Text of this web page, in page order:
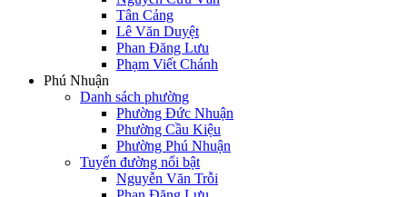
Tân Cảng
Lê Văn Duyệt
Phan Đăng Lưu
Phạm Viết Chánh
Phú Nhuận
Danh sách phường
Phường Đức Nhuận
Phường Cầu Kiệu
Phường Phú Nhuận
Tuyến đường nổi bật
Nguyễn Văn Trỗi